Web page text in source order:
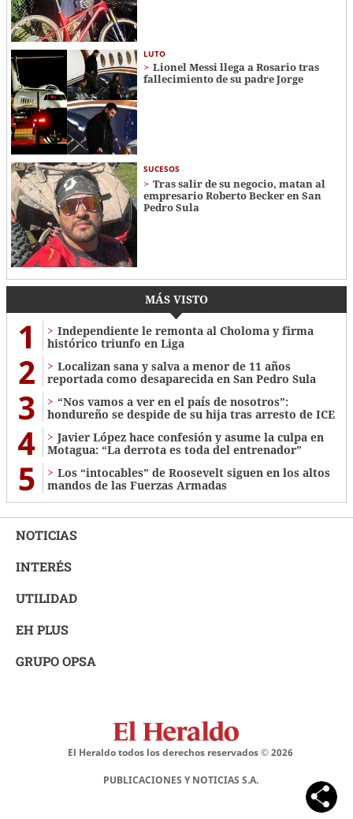
LUTO
Lionel Messi llega a Rosario tras
fallecimiento de su padre Jorge
SUCESOS
Tras salir de su negocio, matan al
empresario Roberto Becker en San
Pedro Sula
MÁS VISTO
1
Independiente le remonta al Choloma y firma
histórico triunfo en Liga
2
Localizan sana y salva a menor de 11 años
reportada como desaparecida en San Pedro Sula
3
“Nos vamos a ver en el país de nosotros”:
hondureño se despide de su hija tras arresto de ICE
4
Javier López hace confesión y asume la culpa en
Motagua: “La derrota es toda del entrenador”
5
Los “intocables” de Roosevelt siguen en los altos
mandos de las Fuerzas Armadas
NOTICIAS
INTERÉS
UTILIDAD
EH PLUS
GRUPO OPSA
El Heraldo todos los derechos reservados ©2026
PUBLICACIONES Y NOTICIAS S.A.